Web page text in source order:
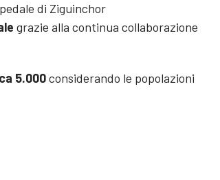
di Ziguinchor
grazie alla continua collaborazione
5.000considerando le popolazioni